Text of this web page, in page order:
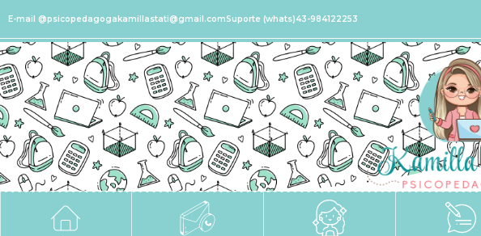
E-mail @psicopedagogakamillastati@gmail.comSuporte (whats)43-984122253